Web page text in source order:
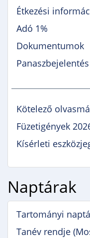
Étkezési
Adó 1%
Dokumentumok
Panaszbejelentés
Kötelező
Füzetigények
Kísérleti
Naptárak
Tartományi
Tanév rendje